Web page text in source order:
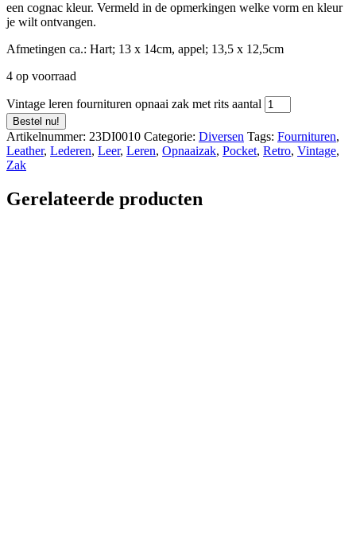
een cognac kleur. Vermeld in de opmerkingen welke vorm en kleur
je wilt ontvangen.
Afmetingen ca.: Hart; 13 x 14cm, appel; 13,5 x 12,5cm
4 op voorraad
Vintage leren fournituren opnaai zak met rits aantal
Bestel nu!
Artikelnummer: 23DI0010 Categorie: Diversen Tags: Fournituren,
Leather, Lederen, Leer, Leren, Opnaaizak, Pocket, Retro, Vintage,
Zak
Gerelateerde producten